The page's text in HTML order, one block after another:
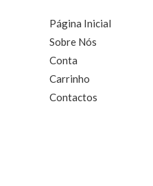
Página Inicial
Sobre Nós
Conta
Carrinho
Contactos